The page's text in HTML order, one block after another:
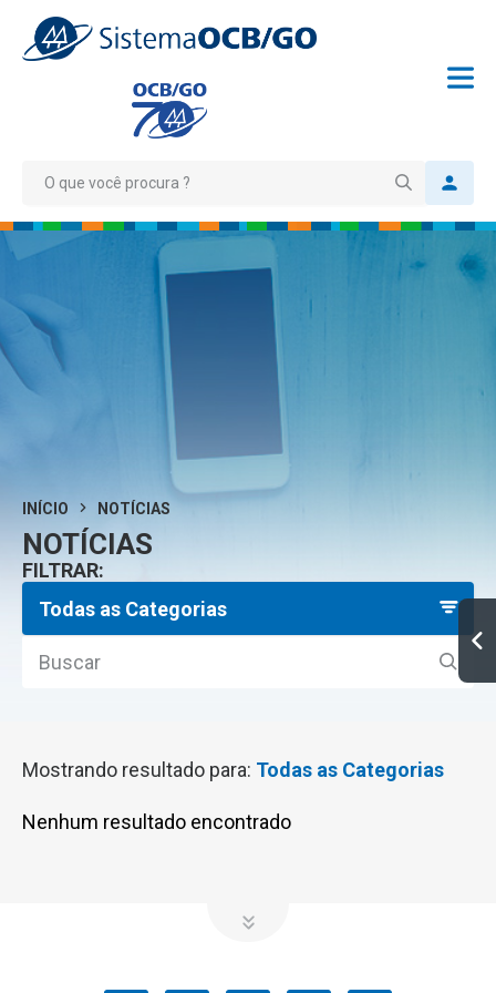
INÍCIO NOTÍCIAS
NOTÍCIAS
FILTRAR:
Todas as Categorias
Mostrando resultado para: Todas as Categorias
Nenhum resultado encontrado